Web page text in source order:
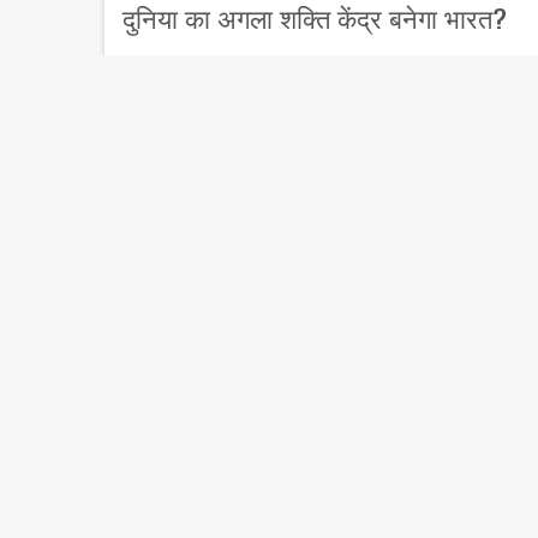
दुनिया का अगला शक्ति केंद्र बनेगा भारत?